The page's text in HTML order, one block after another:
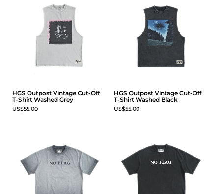
HGS Outpost Vintage Cut-Off
T-Shirt Washed Grey
US$55.00
HGS Outpost Vintage Cut-Off
T-Shirt Washed Black
US$55.00